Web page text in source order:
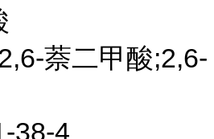
萘二甲酸;2,6-
38-4